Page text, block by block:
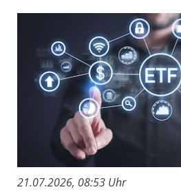
21.07.2026, 08:53 Uhr